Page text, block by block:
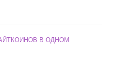
В ОДНОМ